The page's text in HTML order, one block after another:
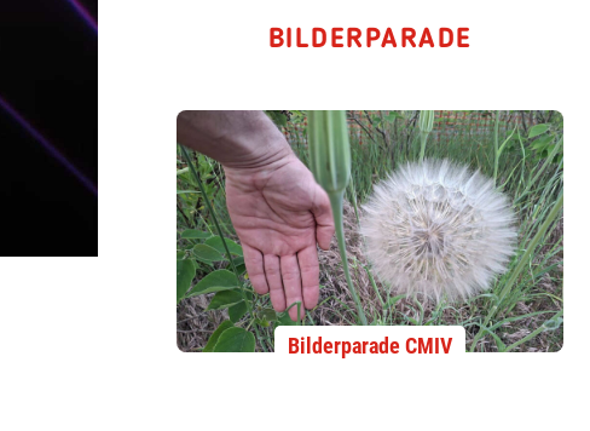
BILDERPARADE
Bilderparade CMIV